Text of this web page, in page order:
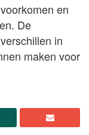
en
De
in
maken voor